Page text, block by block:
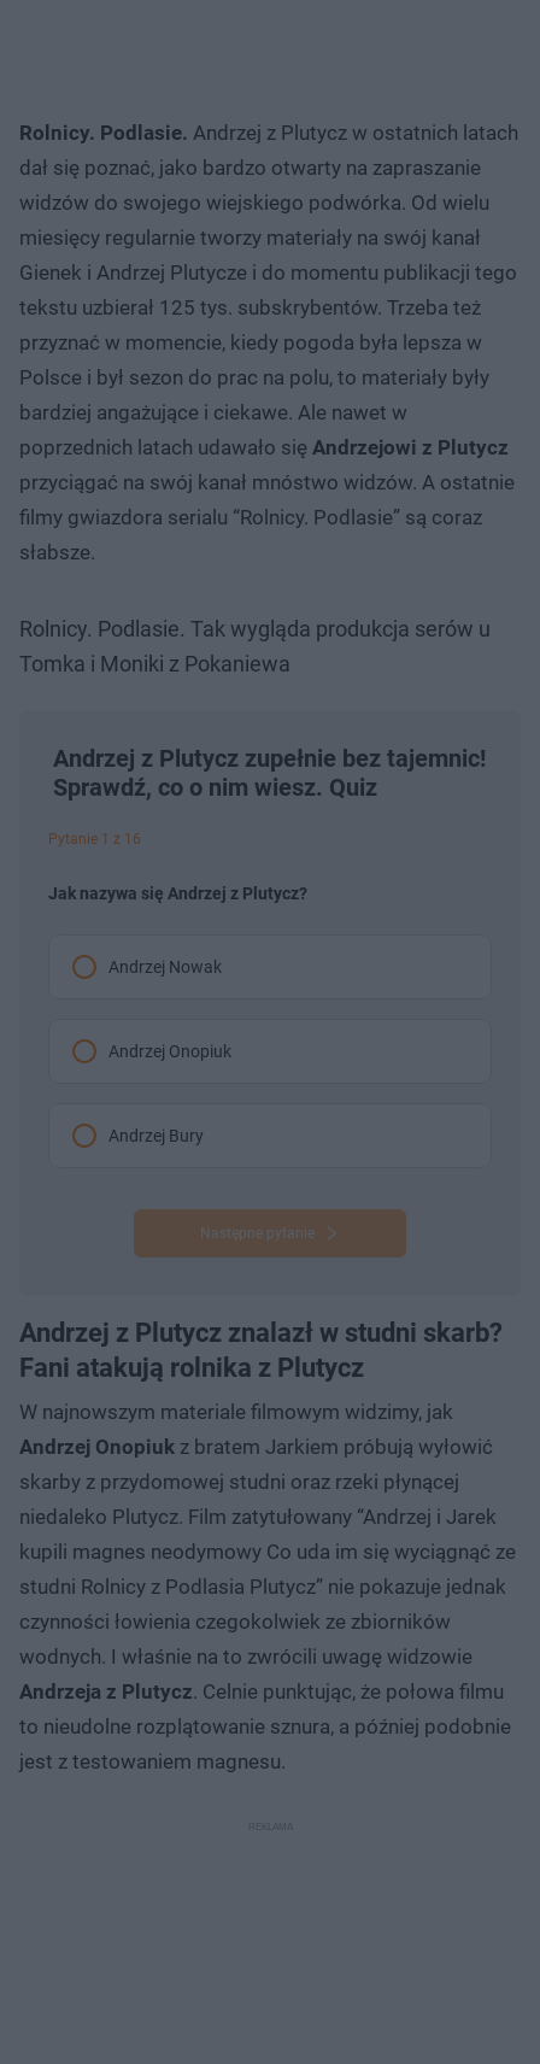
Rolnicy. Podlasie. Andrzej z Plutycz w ostatnich latach
dał się poznać, jako bardzo otwarty na zapraszanie
widzów do swojego wiejskiego podwórka. Od wielu
miesięcy regularnie tworzy materiały na swój kanał
Gienek i Andrzej Plutycze i do momentu publikacji tego
tekstu uzbierał 125 tys. subskrybentów. Trzeba też
przyznać w momencie, kiedy pogoda była lepsza w
Polsce i był sezon do prac na polu, to materiały były
bardziej angażujące i ciekawe. Ale nawet w
poprzednich latach udawało się Andrzejowi z Plutycz
przyciągać na swój kanał mnóstwo widzów. A ostatnie
filmy gwiazdora serialu “Rolnicy. Podlasie” są coraz
słabsze.
Rolnicy. Podlasie. Tak wygląda produkcja serów u
Tomka i Moniki z Pokaniewa
Andrzej z Plutycz zupełnie bez tajemnic!
Sprawdź, co o nim wiesz. Quiz
Pytanie 1 z 16
Jak nazywa się Andrzej z Plutycz?
Andrzej Nowak
Andrzej Onopiuk
Andrzej Bury
Następne pytanie
Andrzej z Plutycz znalazł w studni skarb?
Fani atakują rolnika z Plutycz
W najnowszym materiale filmowym widzimy, jak
Andrzej Onopiuk z bratem Jarkiem próbują wyłowić
skarby z przydomowej studni oraz rzeki płynącej
niedaleko Plutycz. Film zatytułowany “Andrzej i Jarek
kupili magnes neodymowy Co uda im się wyciągnąć ze
studni Rolnicy z Podlasia Plutycz” nie pokazuje jednak
czynności łowienia czegokolwiek ze zbiorników
wodnych. I właśnie na to zwrócili uwagę widzowie
Andrzeja z Plutycz. Celnie punktując, że połowa filmu
to nieudolne rozplątowanie sznura, a później podobnie
jest z testowaniem magnesu.